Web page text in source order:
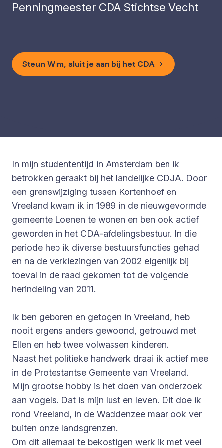
Penningmeester CDA Stichtse Vecht
Steun Wim, sluit je aan bij het CDA
In mijn studententijd in Amsterdam ben ik
betrokken geraakt bij het landelijke CDJA. Door
een grenswijziging tussen Kortenhoef en
Vreeland kwam ik in 1989 in de nieuwgevormde
gemeente Loenen te wonen en ben ook actief
geworden in het CDA-afdelingsbestuur. In die
periode heb ik diverse bestuursfuncties gehad
en na de verkiezingen van 2002 eigenlijk bij
toeval in de raad gekomen tot de volgende
herindeling van 2011.
Ik ben geboren en getogen in Vreeland, heb
nooit ergens anders gewoond, getrouwd met
Ellen en heb twee volwassen kinderen.
Naast het politieke handwerk draai ik actief mee
in de Protestantse Gemeente van Vreeland.
Mijn grootse hobby is het doen van onderzoek
aan vogels. Dat is mijn lust en leven. Dit doe ik
rond Vreeland, in de Waddenzee maar ook ver
buiten onze landsgrenzen.
Om dit allemaal te bekostigen werk ik met veel